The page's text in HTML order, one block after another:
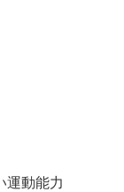
運動能力